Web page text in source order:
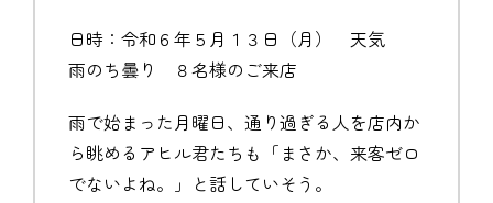
日時：令和６年５月１３日（月） 天気
雨のち曇り ８名様のご来店
雨で始まった月曜日、通り過ぎる人を店内か
ら眺めるアヒル君たちも「まさか、来客ゼロ
でないよね。」と話していそう。